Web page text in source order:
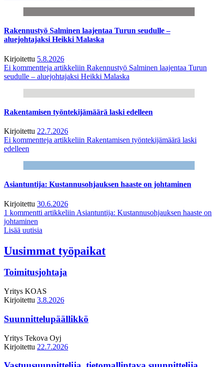
Rakennustyö Salminen laajentaa Turun seudulle –
aluejohtajaksi Heikki Malaska
Kirjoitettu 5.8.2026
Ei kommentteja artikkeliin Rakennustyö Salminen laajentaa Turun
seudulle – aluejohtajaksi Heikki Malaska
Rakentamisen työntekijämäärä laski edelleen
Kirjoitettu 22.7.2026
Ei kommentteja artikkeliin Rakentamisen työntekijämäärä laski
edelleen
Asiantuntija: Kustannusohjauksen haaste on johtaminen
Kirjoitettu 30.6.2026
1 kommentti artikkeliin Asiantuntija: Kustannusohjauksen haaste on
johtaminen
Lisää uutisia
Uusimmat työpaikat
Toimitusjohtaja
Yritys KOAS
Kirjoitettu 3.8.2026
Suunnittelupäällikkö
Yritys Tekova Oyj
Kirjoitettu 22.7.2026